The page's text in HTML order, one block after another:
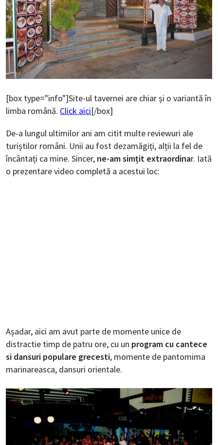
[box type="info"]Site-ul tavernei are chiar și o variantă în
limba română. Click aici[/box]
De-a lungul ultimilor ani am citit multe reviewuri ale
turiștilor români. Unii au fost dezamăgiți, alții la fel de
încântați ca mine. Sincer, ne-am simțit extraordinar. Iată
o prezentare video completă a acestui loc:
Așadar, aici am avut parte de momente unice de
distractie timp de patru ore, cu un program cu cantece
si dansuri populare grecesti, momente de pantomima
marinareasca, dansuri orientale.